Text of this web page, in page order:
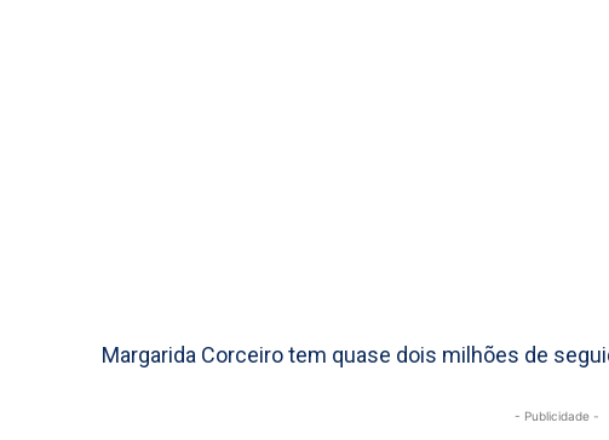
Margarida Corceiro tem quase dois milhões de
- Publicidade -